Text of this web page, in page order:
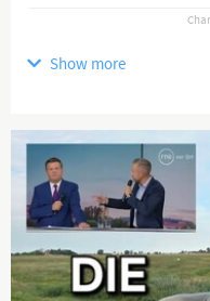
www.kla.tv
Klagemauer TV entlarvt
Lügenmedien!
Die Lüge der
Vielfalt, obgleich sie sich
Hand befinden. Durch
Gegenstimmen erhalten
Show more